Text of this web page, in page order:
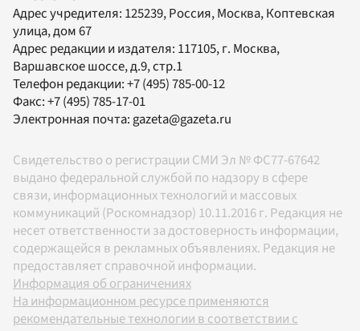
Адрес учредителя: 125239, Россия, Москва, Коптевская
улица, дом 67
Адрес редакции и издателя: 117105, г. Москва,
Варшавское шоссе, д.9, стр.1
Телефон редакции:+7 (495) 785-00-12
Факс:+7 (495) 785-17-01
Электронная почта: gazeta@gazeta.ru
Свидетельство о регистрации СМИ Эл № ФС77-67642
выдано федеральной службой по надзору в сфере
связи, информационных технологий и массовых
коммуникаций (Роскомнадзор) 10.11.2016 г. Редакция не
несет ответственности за достоверность информации,
содержащейся в рекламных объявлениях. Редакция не
предоставляет справочной информации.
Информация об ограничениях
На информационном ресурсе применяются
рекомендательные технологии в соответствии с